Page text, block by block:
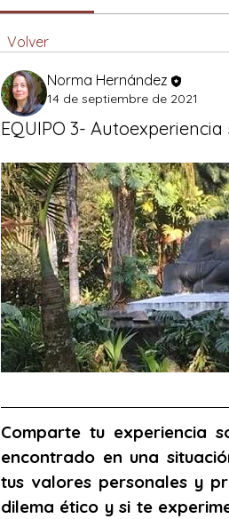
Volver
Norma Hernández
14 de septiembre de 2021
EQUIPO 3-
Comparte tu experiencia
encontrado en una
tus valores personales y
dilema ético y si te